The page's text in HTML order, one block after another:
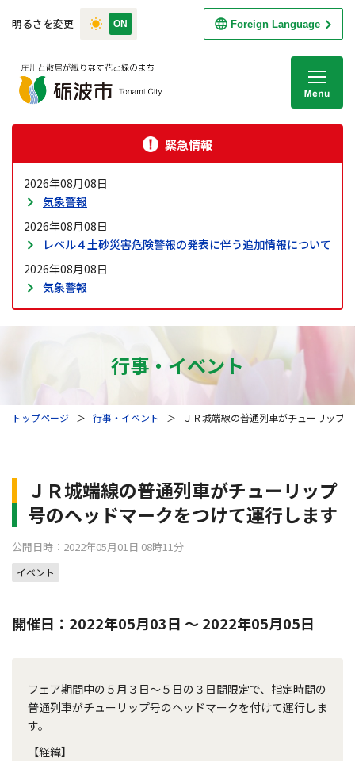
明るさを変更 Foreign Language
緊急情報
2026年08月08日
気象警報
2026年08月08日
レベル４土砂災害危険警報の発表に伴う追加情報について
2026年08月08日
気象警報
行事・イベント
トップページ ＞ 行事・イベント ＞ ＪＲ城端線の普通列車がチューリップ
ＪＲ城端線の普通列車がチューリップ
号のヘッドマークをつけて運行します
公開日時：2022年05月01日 08時11分
イベント
開催日：2022年05月03日 〜 2022年05月05日
フェア期間中の５月３日～５日の３日間限定で、指定時間の
普通列車がチューリップ号のヘッドマークを付けて運行しま
す。
【経緯】